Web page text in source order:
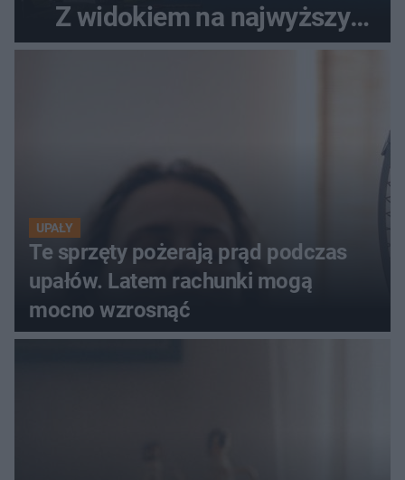
Z widokiem na najwyższy
szczyt Gór Świętokrzyskich
UPAŁY
Te sprzęty pożerają prąd podczas
upałów. Latem rachunki mogą
mocno wzrosnąć